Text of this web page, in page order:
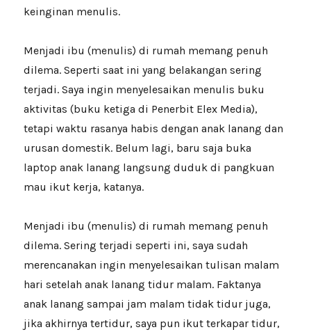
keinginan menulis.
Menjadi ibu (menulis) di rumah memang penuh
dilema. Seperti saat ini yang belakangan sering
terjadi. Saya ingin menyelesaikan menulis buku
aktivitas (buku ketiga di Penerbit Elex Media),
tetapi waktu rasanya habis dengan anak lanang dan
urusan domestik. Belum lagi, baru saja buka
laptop anak lanang langsung duduk di pangkuan
mau ikut kerja, katanya.
Menjadi ibu (menulis) di rumah memang penuh
dilema. Sering terjadi seperti ini, saya sudah
merencanakan ingin menyelesaikan tulisan malam
hari setelah anak lanang tidur malam. Faktanya
anak lanang sampai jam malam tidak tidur juga,
jika akhirnya tertidur, saya pun ikut terkapar tidur,